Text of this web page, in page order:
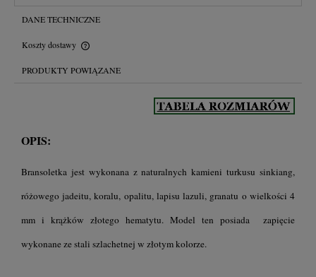
DANE TECHNICZNE
Koszty dostawy
Cena nie zawiera ewentualnych kosztów płatności
PRODUKTY POWIĄZANE
OPIS:
Bransoletka jest wykonana z naturalnych kamieni turkusu sinkiang,
różowego jadeitu, koralu, opalitu, lapisu lazuli, granatu o wielkości 4
mm i krążków złotego hematytu. Model ten posiada zapięcie
wykonane ze stali szlachetnej w złotym kolorze.